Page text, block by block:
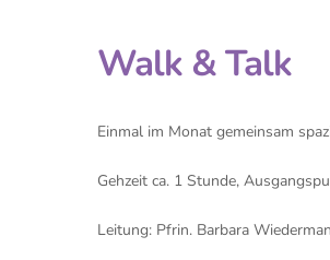
Walk & Talk
Einmal im Monat gemeinsam
Gehzeit ca. 1 Stunde,
Leitung: Pfrin. Barbara